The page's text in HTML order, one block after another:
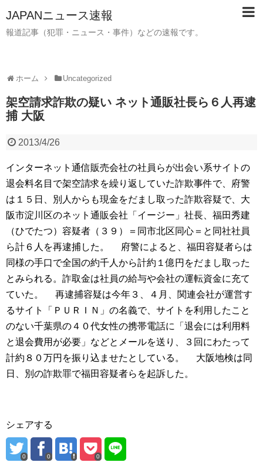
JAPANニュース速報
報道記事（犯罪・ニュース・事件）などの速報です。
ホーム Uncategorized
架空請求詐欺の疑い ネット通販社長ら６人再逮
捕 大阪
2013/4/26
インターネット通信販売会社の社員らが出会い系サイトの
退会料名目で架空請求を繰り返していた詐欺事件で、府警
は１５日、別人からも現金をだまし取った詐欺容疑で、大
阪市淀川区のネット通販会社「イージー」社長、福田秀建
（ひでたつ）容疑者（３９）＝同市北区同心＝と同社社員
ら計６人を再逮捕した。 府警によると、福田容疑者らは
同様の手口で全国の約千人から計約１億円をだまし取った
とみられる。詐取金は社員の給与や会社の運転資金に充て
ていた。 再逮捕容疑は今年３、４月、関連会社が運営す
るサイト「ＰＵＲＩＮ」の名義で、サイトを利用したこと
のない千葉県の４０代女性の携帯電話に「退会には利用料
と退会費用が必要」などとメールを送り、３回にわたって
計約８０万円を振り込ませたとしている。 大阪地検は同
日、別の詐欺罪で福田容疑者らを起訴した。
シェアする
0 0 0